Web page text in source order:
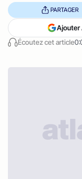
Écoutez cet article
PARTAGER
Ajouter